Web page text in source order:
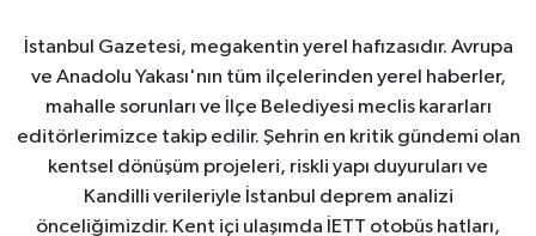
İstanbul Gazetesi, megakentin yerel hafızasıdır. Avrupa
ve Anadolu Yakası'nın tüm ilçelerinden yerel haberler,
mahalle sorunları ve İlçe Belediyesi meclis kararları
editörlerimizce takip edilir. Şehrin en kritik gündemi olan
kentsel dönüşüm projeleri, riskli yapı duyuruları ve
Kandilli verileriyle İstanbul deprem analizi
önceliğimizdir. Kent içi ulaşımda İETT otobüs hatları,